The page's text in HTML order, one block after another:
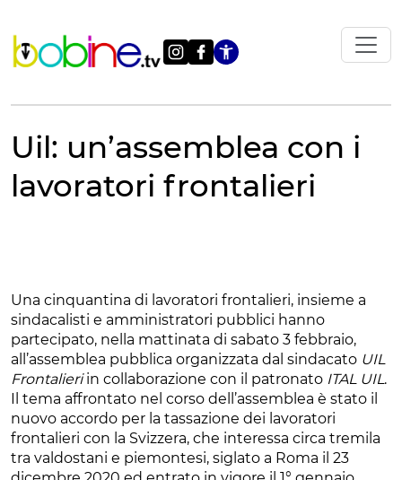
contenuto
Apri le
Uil: un’assemblea con i
lavoratori frontalieri
Una cinquantina di lavoratori frontalieri, insieme a
sindacalisti e amministratori pubblici hanno
partecipato, nella mattinata di sabato 3 febbraio,
all’assemblea pubblica organizzata dal sindacato UIL
Frontalieriin collaborazione con il patronato ITAL UIL.
Il tema affrontato nel corso dell’assemblea è stato il
nuovo accordo per la tassazione dei lavoratori
frontalieri con la Svizzera, che interessa circa tremila
tra valdostani e piemontesi, siglato a Roma il 23